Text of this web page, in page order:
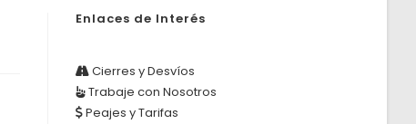
Enlaces de Interés
Cierres y Desvíos
Trabaje con Nosotros
Peajes y Tarifas